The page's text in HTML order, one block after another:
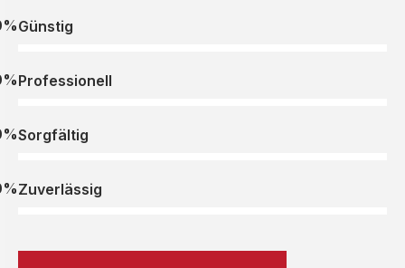
Günstig
Professionell
Sorgfältig
Zuverlässig